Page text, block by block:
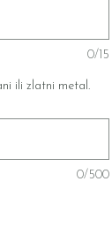
0/15
ili zlatni metal.
0/500